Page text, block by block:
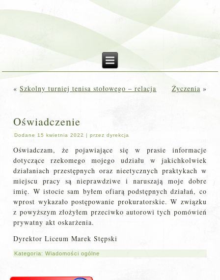
«Szkolny turniej tenisa stołowego – relacja Życzenia »
Oświadczenie
Dodane 15 kwietnia 2022 |przez dyrekcja
Oświadczam, że pojawiające się w prasie informacje
dotyczące rzekomego mojego udziału w jakichkolwiek
działaniach przestępnych oraz nieetycznych praktykach w
miejscu pracy są nieprawdziwe i naruszają moje dobre
imię. W istocie sam byłem ofiarą podstępnych działań, co
wprost wykazało postępowanie prokuratorskie. W związku
z powyższym złożyłem przeciwko autorowi tych pomówień
prywatny akt oskarżenia.
Dyrektor Liceum Marek Stępski
Kategoria:Wiadomości ogólne